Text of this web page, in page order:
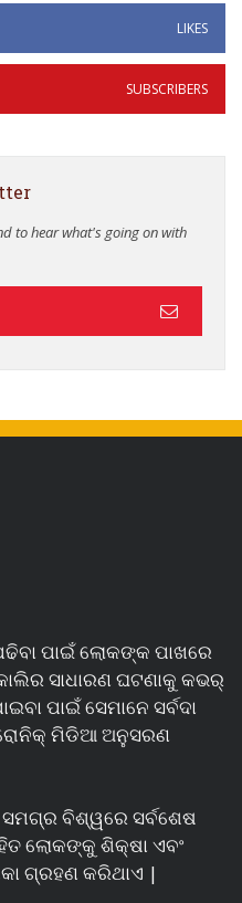
LIKES
SUBSCRIBERS
to hear what's going on with
ପାଇଁ ଲୋକଙ୍କ ପାଖରେ
ସାଧାରଣ ଘଟଣାକୁ କଭର୍
ପାଇଁ ସେମାନେ ସର୍ବଦା
ମିଡିଆ ଅନୁସରଣ
ବିଶ୍ୱରେ ସର୍ବଶେଷ
ଲୋକଙ୍କୁ ଶିକ୍ଷା ଏବଂ
ଗ୍ରହଣ କରିଥାଏ |